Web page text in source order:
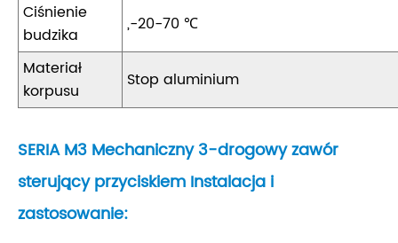
Ciśnienie
budzika
„-20-70 ℃
Materiał
korpusu
Stop aluminium
SERIA M3 Mechaniczny 3-drogowy zawór
sterujący przyciskiem Instalacja i
zastosowanie: